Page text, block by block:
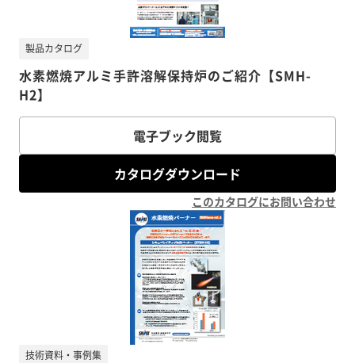
水素燃焼アルミ手許溶解保持炉のご紹介【SMH-
H2】
製品カタログ
電子ブック閲覧
カタログダウンロード
このカタログにお問い合わせ
技術資料・事例集